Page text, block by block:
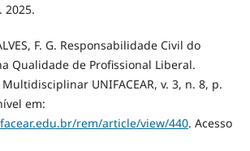
2025.
F. G. Responsabilidade Civil do
Qualidade de Profissional Liberal.
UNIFACEAR, v. 3, n. 8, p.
em:
rem/article/view/440. Acesso